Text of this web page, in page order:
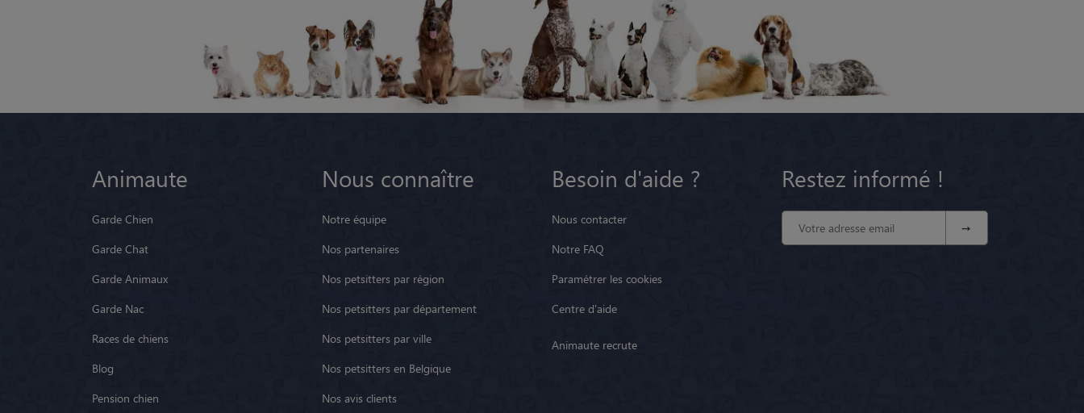
Animaute
Garde Chien
Garde Chat
Garde Animaux
Garde Nac
Races de chiens
Blog
Pension chien
Nous connaître
Notre équipe
Nos partenaires
Nos petsitters par région
Nos petsitters par département
Nos petsitters par ville
Nos petsitters en Belgique
Nos avis clients
Besoin d'aide ?
Nous contacter
Notre FAQ
Paramétrer les cookies
Centre d'aide
Animaute recrute
Restez informé !